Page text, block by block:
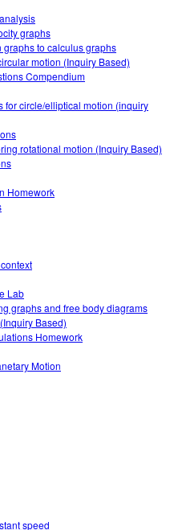
graphs
to calculus graphs
motion (Inquiry Based)
Compendium
for circle/elliptical motion (inquiry
rotational motion (Inquiry Based)
Homework
Lab
graphs and free body diagrams
Based)
Homework
Motion
speed